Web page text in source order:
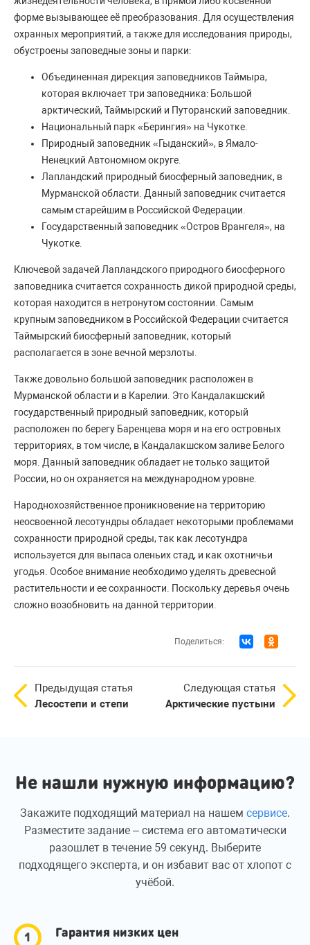
форме вызывающее её преобразования. Для осуществления
охранных мероприятий, а также для исследования природы,
обустроены заповедные зоны и парки:
Объединенная дирекция заповедников Таймыра,
которая включает три заповедника: Большой
арктический, Таймырский и Путоранский заповедник.
Национальный парк «Берингия» на Чукотке.
Природный заповедник «Гыданский», в Ямало-
Ненецкий Автономном округе.
Лапландский природный биосферный заповедник, в
Мурманской области. Данный заповедник считается
самым старейшим в Российской Федерации.
Государственный заповедник «Остров Врангеля», на
Чукотке.
Ключевой задачей Лапландского природного биосферного
заповедника считается сохранность дикой природной среды,
которая находится в нетронутом состоянии. Самым
крупным заповедником в Российской Федерации считается
Таймырский биосферный заповедник, который
располагается в зоне вечной мерзлоты.
Также довольно большой заповедник расположен в
Мурманской области и в Карелии. Это Кандалакшский
государственный природный заповедник, который
расположен по берегу Баренцева моря и на его островных
территориях, в том числе, в Кандалакшском заливе Белого
моря. Данный заповедник обладает не только защитой
России, но он охраняется на международном уровне.
Народнохозяйственное проникновение на территорию
неосвоенной лесотундры обладает некоторыми проблемами
сохранности природной среды, так как лесотундра
используется для выпаса оленьих стад, и как охотничьи
угодья. Особое внимание необходимо уделять древесной
растительности и ее сохранности. Поскольку деревья очень
сложно возобновить на данной территории.
Поделиться:
Предыдущая статья
Лесостепи и степи
Следующая статья
Арктические пустыни
Не нашли нужную информацию?
Закажите подходящий материал на нашем сервисе.
Разместите задание – система его автоматически
разошлет в течение 59 секунд. Выберите
подходящего эксперта, и он избавит вас от хлопот с
учёбой.
Гарантия низких цен